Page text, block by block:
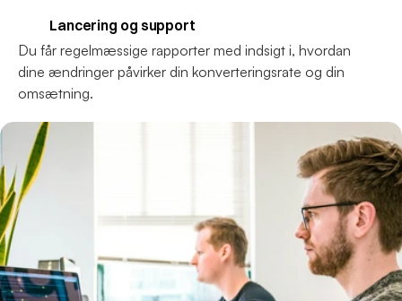
Lancering og support
Du får regelmæssige rapporter med indsigt i, hvordan
dine ændringer påvirker din konverteringsrate og din
omsætning.